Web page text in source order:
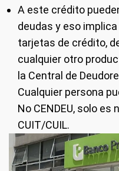
A este crédito
deudas y eso
tarjetas de crédito,
cualquier otro
la Central de
Cualquier persona
No CENDEU, solo
CUIT/CUIL.